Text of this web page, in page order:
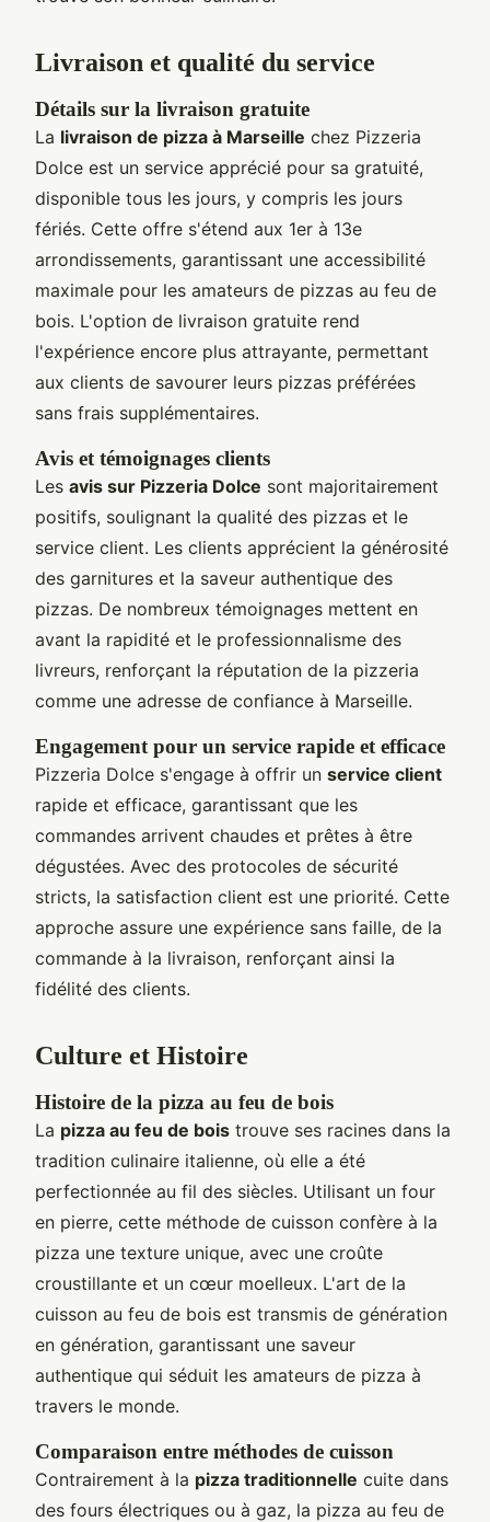
Livraison et qualité du service
Détails sur la livraison gratuite
La livraison de pizza à Marseille chez Pizzeria
Dolce est un service apprécié pour sa gratuité,
disponible tous les jours, y compris les jours
fériés. Cette offre s'étend aux 1er à 13e
arrondissements, garantissant une accessibilité
maximale pour les amateurs de pizzas au feu de
bois. L'option de livraison gratuite rend
l'expérience encore plus attrayante, permettant
aux clients de savourer leurs pizzas préférées
sans frais supplémentaires.
Avis et témoignages clients
Les avis sur Pizzeria Dolce sont majoritairement
positifs, soulignant la qualité des pizzas et le
service client. Les clients apprécient la générosité
des garnitures et la saveur authentique des
pizzas. De nombreux témoignages mettent en
avant la rapidité et le professionnalisme des
livreurs, renforçant la réputation de la pizzeria
comme une adresse de confiance à Marseille.
Engagement pour un service rapide et efficace
Pizzeria Dolce s'engage à offrir un service client
rapide et efficace, garantissant que les
commandes arrivent chaudes et prêtes à être
dégustées. Avec des protocoles de sécurité
stricts, la satisfaction client est une priorité. Cette
approche assure une expérience sans faille, de la
commande à la livraison, renforçant ainsi la
fidélité des clients.
Culture et Histoire
Histoire de la pizza au feu de bois
La pizza au feu de bois trouve ses racines dans la
tradition culinaire italienne, où elle a été
perfectionnée au fil des siècles. Utilisant un four
en pierre, cette méthode de cuisson confère à la
pizza une texture unique, avec une croûte
croustillante et un cœur moelleux. L'art de la
cuisson au feu de bois est transmis de génération
en génération, garantissant une saveur
authentique qui séduit les amateurs de pizza à
travers le monde.
Comparaison entre méthodes de cuisson
Contrairement à la pizza traditionnelle cuite dans
des fours électriques ou à gaz, la pizza au feu de